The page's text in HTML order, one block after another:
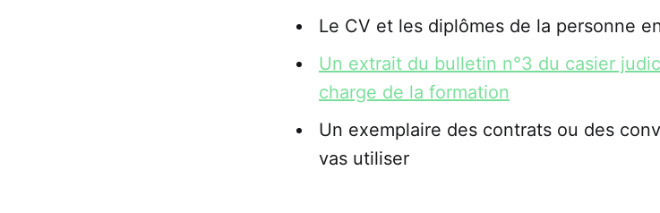
Le CV et les diplômes de la personne
Un extrait du bulletin n°3 du casier
charge de la formation
Un exemplaire des contrats ou des
vas utiliser